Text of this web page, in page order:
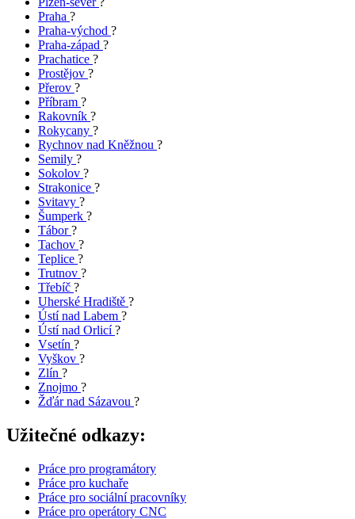
Praha ?
Praha-východ ?
Praha-západ ?
Prachatice ?
Prostějov ?
Přerov ?
Příbram ?
Rakovník ?
Rokycany ?
Rychnov nad Kněžnou ?
Semily ?
Sokolov ?
Strakonice ?
Svitavy ?
Šumperk ?
Tábor?
Tachov ?
Teplice ?
Trutnov ?
Třebíč ?
Uherské Hradiště ?
Ústí nad Labem ?
Ústí nad Orlicí?
Vsetín ?
Vyškov ?
Zlín ?
Znojmo ?
Žďár nad Sázavou ?
Užitečné odkazy:
Práce pro programátory
Práce pro kuchaře
Práce pro sociální pracovníky
Práce pro operátory CNC